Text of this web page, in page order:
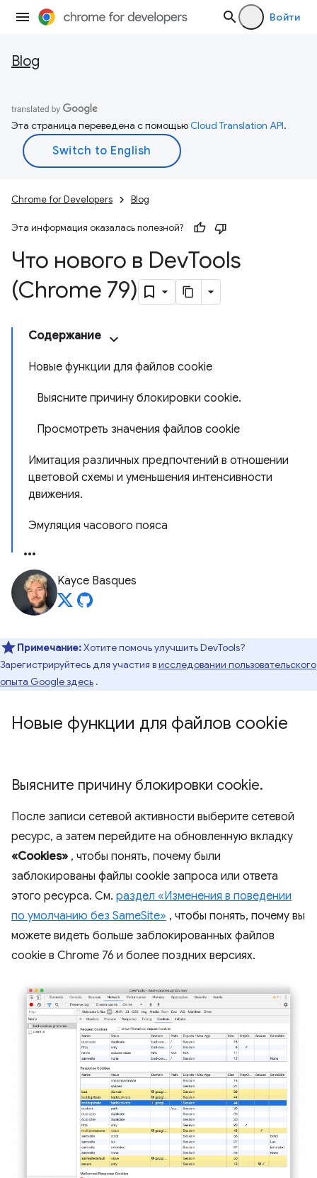
Войти
Blog
Эта страница переведена с помощьюCloud Translation API.
Chrome for Developers Blog
Эта информация оказалась полезной?
Что нового в DevTools
(Chrome 79)
Содержание
Новые функции для файлов cookie
Выясните причину блокировки cookie.
Просмотреть значения файлов cookie
Имитация различных предпочтений в отношении
цветовой схемы и уменьшения интенсивности
движения.
Эмуляция часового пояса
Kayce Basques
Примечание:Хотите помочь улучшить DevTools?
Зарегистрируйтесь для участия висследовании пользовательского
опыта Google здесь .
Новые функции для файлов cookie
Выясните причину блокировки cookie.
После записи сетевой активности выберите сетевой
ресурс, а затем перейдите на обновленную вкладку
«Cookies» , чтобы понять, почему были
заблокированы файлы cookie запроса или ответа
этого ресурса. См. раздел «Изменения в поведении
по умолчанию без SameSite» , чтобы понять, почему вы
можете видеть больше заблокированных файлов
cookie в Chrome 76 и более поздних версиях.